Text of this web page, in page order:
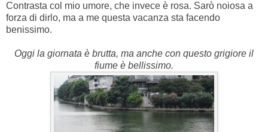
Contrasta col mio umore, che invece è rosa. Sarò noiosa a
forza di dirlo, ma a me questa vacanza sta facendo
benissimo.
Oggi la giornata è brutta, ma anche con questo grigiore il
fiume è bellissimo.